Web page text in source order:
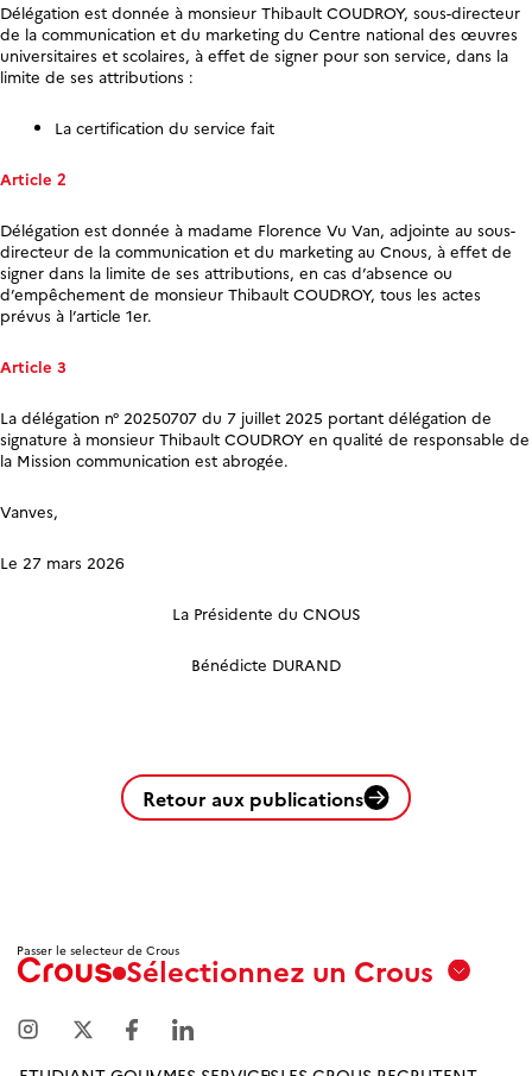
Délégation est donnée à monsieur Thibault COUDROY, sous-directeur
de la communication et du marketing du Centre national des œuvres
universitaires et scolaires, à effet de signer pour son service, dans la
limite de ses attributions :
La certification du service fait
Article 2
Délégation est donnée à madame Florence Vu Van, adjointe au sous-
directeur de la communication et du marketing au Cnous, à effet de
signer dans la limite de ses attributions, en cas d’absence ou
d’empêchement de monsieur Thibault COUDROY, tous les actes
prévus à l’article 1er.
Article 3
La délégation n° 20250707 du 7 juillet 2025 portant délégation de
signature à monsieur Thibault COUDROY en qualité de responsable de
la Mission communication est abrogée.
Vanves,
Le 27 mars 2026
La Présidente du CNOUS
Bénédicte DURAND
Retour aux publications
Passer le selecteur de CrousSélectionnez un Crous
Marseille